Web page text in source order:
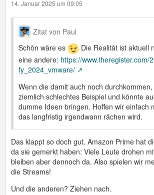
14. Januar 2025 um 09:05
Zitat von Paul
Schön wäre es
Die Realität ist aktuell
eine andere: https://
fy_2024_vmware/
Wenn die damit auch noch
ziemlich schlechtes Beispiel und könnte
dumme Ideen bringen. Hoffen wir einfach
das langfristig irgendwann rächen wird.
Das klappt so doch gut. Amazon Prime hat
da sie gemerkt haben: Viele Leute drohen
bleiben aber dennoch da. Also spielen wir
die Streams!
Und die anderen? Ziehen nach.